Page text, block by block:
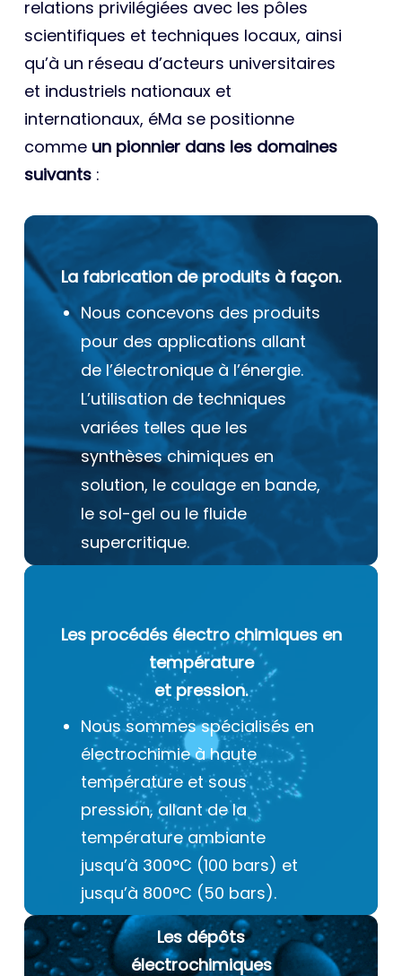
relations privilégiées avec les pôles
scientifiques et techniques locaux, ainsi
qu’à un réseau d’acteurs universitaires
et industriels nationaux et
internationaux, éMa se positionne
comme un pionnier dans les domaines
suivants :
La fabrication de produits à façon.
Nous concevons des produits
pour des applications allant
de l’électronique à l’énergie.
L’utilisation de techniques
variées telles que les
synthèses chimiques en
solution, le coulage en bande,
le sol-gel ou le fluide
supercritique.
Les procédés électro chimiques en
température
et pression.
Nous sommes spécialisés en
électrochimie à haute
température et sous
pression, allant de la
température ambiante
jusqu’à 300°C (100 bars) et
jusqu’à 800°C (50 bars).
Les dépôts
électrochimiques